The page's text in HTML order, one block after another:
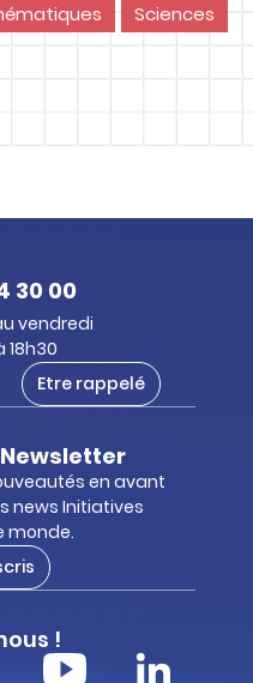
Sciences
30 00
vendredi
18h30
Etre rappelé
en avant
news Initiatives
monde.
!